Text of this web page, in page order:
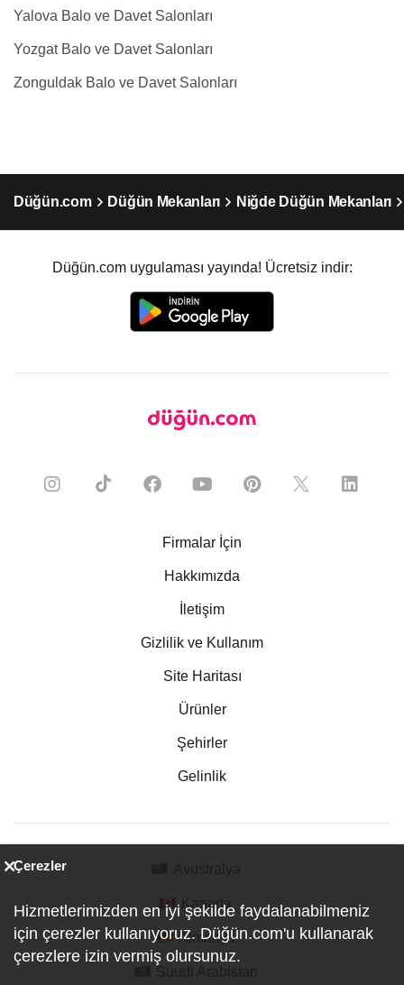
Yalova Balo ve Davet Salonları
Yozgat Balo ve Davet Salonları
Zonguldak Balo ve Davet Salonları
Düğün.com Düğün Mekanları Niğde Düğün Mekanları
Düğün.com uygulaması yayında! Ücretsiz indir:
Firmalar İçin
Hakkımızda
İletişim
Gizlilik ve Kullanım
Site Haritası
Ürünler
Şehirler
Gelinlik
Kanada
Almanya
Çerezler
Hizmetlerimizden en iyi şekilde faydalanabilmeniz
için çerezler kullanıyoruz. Düğün.com'u kullanarak
çerezlere izin vermiş olursunuz.